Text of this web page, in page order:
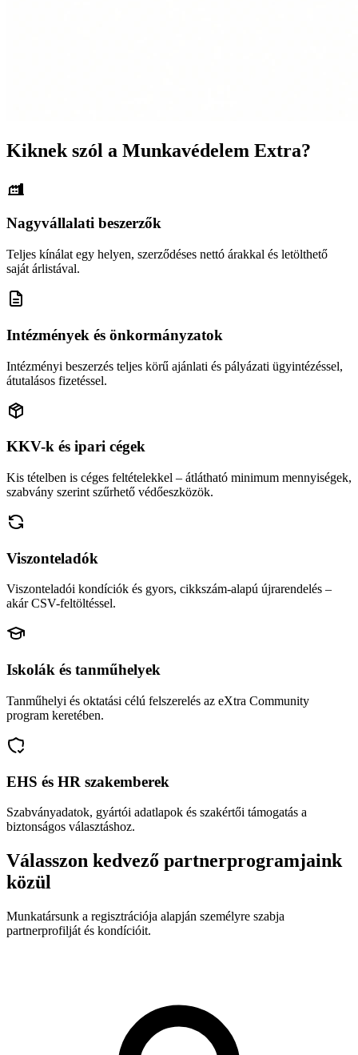
Kiknek szól a Munkavédelem Extra?
Nagyvállalati beszerzők
Teljes kínálat egy helyen, szerződéses nettó árakkal és letölthető
saját árlistával.
Intézmények és önkormányzatok
Intézményi beszerzés teljes körű ajánlati és pályázati ügyintézéssel,
átutalásos fizetéssel.
KKV-k és ipari cégek
Kis tételben is céges feltételekkel – átlátható minimum mennyiségek,
szabvány szerint szűrhető védőeszközök.
Viszonteladók
Viszonteladói kondíciók és gyors, cikkszám-alapú újrarendelés –
akár CSV-feltöltéssel.
Iskolák és tanműhelyek
Tanműhelyi és oktatási célú felszerelés az eXtra Community
program keretében.
EHS és HR szakemberek
Szabványadatok, gyártói adatlapok és szakértői támogatás a
biztonságos választáshoz.
Válasszon kedvező partnerprogramjaink
közül
Munkatársunk a regisztrációja alapján személyre szabja
partnerprofilját és kondícióit.